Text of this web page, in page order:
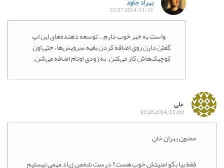
2014/11/11 22:27
واست یه خبر خوب دارم… توسعه دهنده‌های این اپ
گفتن دارن روی اضافه کردن بقیه سرویس‌ها، حتی اون
کوچیک‌هاش کار می‌کنن. به زودی اونام اضافه می‌شن.
علی
2014/11/09 05:28
ممنون بهران خان
فقط بیا بگو امنیتش خوب هست؟ درست شخص زیاد مهمی نیستیم